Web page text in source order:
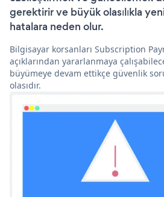
gerektirir ve büyük olasılıkla
hatalara neden olur.
Bilgisayar korsanları Subscription
açıklarından yararlanmaya
büyümeye devam ettikçe güvenlik
olasıdır.